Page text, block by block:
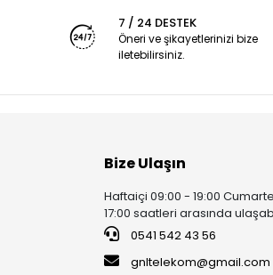
7 / 24 DESTEK
Öneri ve şikayetlerinizi bize
iletebilirsiniz.
Bize Ulaşın
Haftaiçi 09:00 - 19:00
17:00 saatleri arasında
0541 542 43 56
gnltelekom@gmail.com